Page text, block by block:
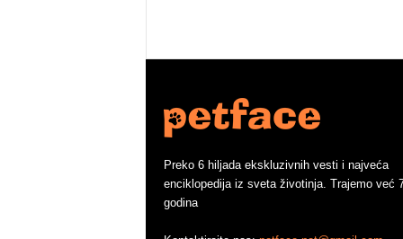
Preko 6 hiljada ekskluzivnih vesti i najveća
enciklopedija iz sveta životinja. Trajemo već
godina